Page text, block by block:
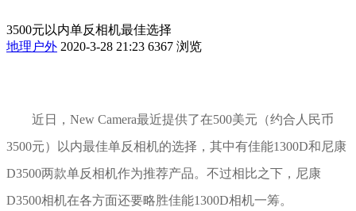
3500元以内单反相机最佳选择
地理户外 2020-3-28 21:23 6367 浏览
近日，New Camera最近提供了在500美元（约合人民币
3500元）以内最佳单反相机的选择，其中有佳能1300D和尼康
D3500两款单反相机作为推荐产品。不过相比之下，尼康
D3500相机在各方面还要略胜佳能1300D相机一筹。